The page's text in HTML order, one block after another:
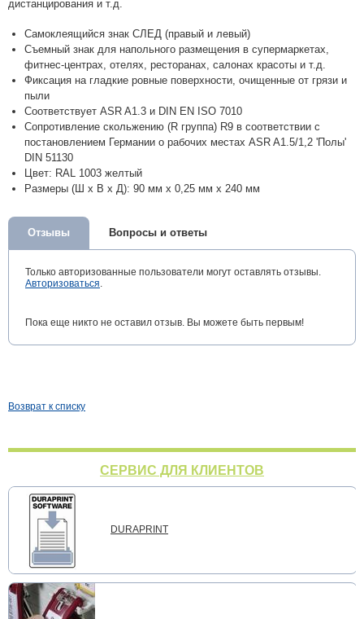
дистанцирования и т.д.
Самоклеящийся знак СЛЕД (правый и левый)
Съемный знак для напольного размещения в супермаркетах,
фитнес-центрах, отелях, ресторанах, салонах красоты и т.д.
Фиксация на гладкие ровные поверхности, очищенные от грязи и
пыли
Соответствует ASR A1.3 и DIN EN ISO 7010
Сопротивление скольжению (R группа) R9 в соответствии с
постановлением Германии о рабочих местах ASR A1.5/1,2 'Полы'
DIN 51130
Цвет: RAL 1003 желтый
Размеры (Ш х В х Д): 90 мм х 0,25 мм х 240 мм
Отзывы Вопросы и ответы
Только авторизованные пользователи могут оставлять отзывы.
Авторизоваться.
Пока еще никто не оставил отзыв. Вы можете быть первым!
Возврат к списку
СЕРВИС ДЛЯ КЛИЕНТОВ
DURAPRINT